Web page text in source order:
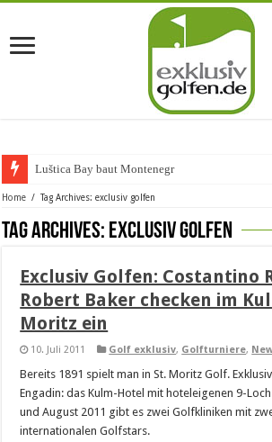
Luštica Bay baut Montenegros e
Home / Tag Archives: exclusiv golfen
Tag Archives: exclusiv golfen
Exclusiv Golfen: Costantino
Robert Baker checken im
Moritz ein
10. Juli 2011 Golf exklusiv, Golfturniere,
Bereits 1891 spielt man in St. Moritz Golf.
Engadin: das Kulm-Hotel mit hoteleigenen 9-
und August 2011 gibt es zwei Golfkliniken mit
internationalen Golfstars.